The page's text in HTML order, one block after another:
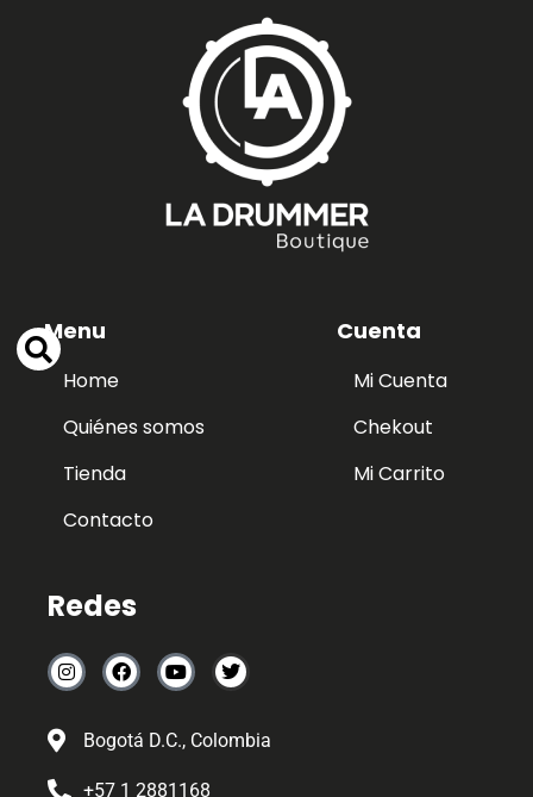
Menu
Home
Quiénes somos
Tienda
Contacto
Cuenta
Mi Cuenta
Chekout
Mi Carrito
Redes
Bogotá D.C., Colombia
+57 1 2881168